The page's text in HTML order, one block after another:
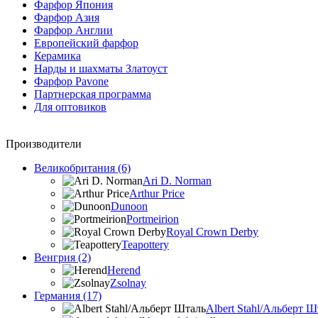
Фарфор Япония
Фарфор Азия
Фарфор Англии
Европейский фарфор
Керамика
Нарды и шахматы Златоуст
Фарфор Pavone
Партнерская программа
Для оптовиков
Производители
Великобритания (6)
Ari D. Norman
Arthur Price
Dunoon
Portmeirion
Royal Crown Derby
Teapottery
Венгрия (2)
Herend
Zsolnay
Германия (17)
Albert Stahl/Альбеpт